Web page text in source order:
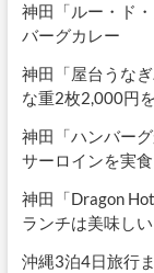
神田「ルー・ド
バーグカレー
神田「屋台うな
な重2枚2,000円
神田「ハンバー
サーロインを実食
神田「Dragon
ランチは美味し
沖縄3泊4日旅行